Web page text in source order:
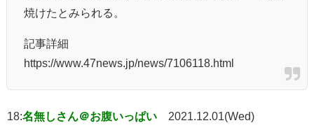
焼けたとみられる。
記事詳細
https://www.47news.jp/news/7106118.html
18:名無しさん＠お腹いっぱい
2021.12.01(Wed)